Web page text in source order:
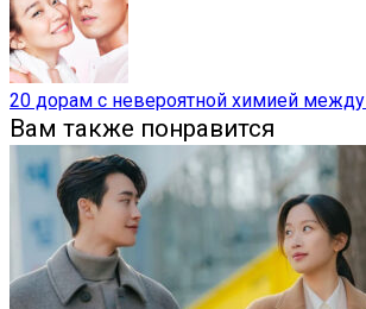
20 дорам с невероятной химией
Вам также понравится